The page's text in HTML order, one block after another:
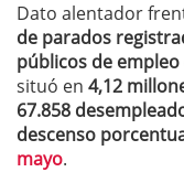
Dato alentador
de parados
públicos de empleo
situó en 4,12
67.858
descenso
mayo.